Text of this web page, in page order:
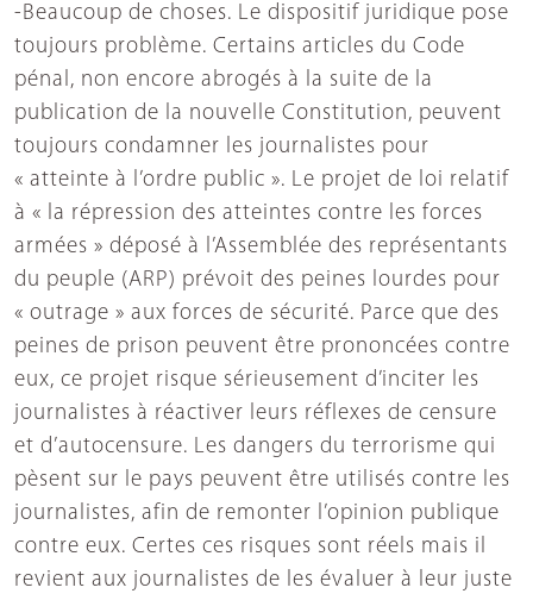
-Beaucoup de choses. Le dispositif juridique pose
toujours problème. Certains articles du Code
pénal, non encore abrogés à la suite de la
publication de la nouvelle Constitution, peuvent
toujours condamner les journalistes pour
« atteinte à l’ordre public ». Le projet de loi relatif
à « la répression des atteintes contre les forces
armées » déposé à l’Assemblée des représentants
du peuple (ARP) prévoit des peines lourdes pour
« outrage » aux forces de sécurité. Parce que des
peines de prison peuvent être prononcées contre
eux, ce projet risque sérieusement d’inciter les
journalistes à réactiver leurs réflexes de censure
et d’autocensure. Les dangers du terrorisme qui
pèsent sur le pays peuvent être utilisés contre les
journalistes, afin de remonter l’opinion publique
contre eux. Certes ces risques sont réels mais il
revient aux journalistes de les évaluer à leur juste